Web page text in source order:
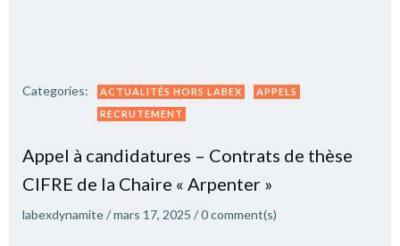
Categories: ACTUALITÉS HORS LABEX
APPELS
RECRUTEMENT
Appel à candidatures – Contrats de thèse
CIFRE de la Chaire « Arpenter »
labexdynamite/mars 17, 2025 /0comment(s)